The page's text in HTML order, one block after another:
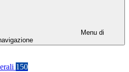
Menu di
150